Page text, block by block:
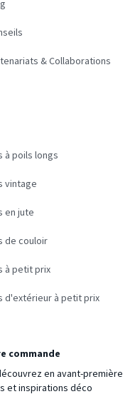
& Collaborations
à poils longs
vintage
en jute
de couloir
à petit prix
d'extérieur à petit prix
commande
en avant-première
et inspirations déco